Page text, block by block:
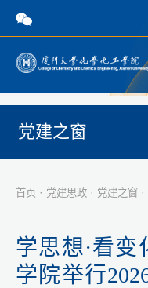
党建之窗
首页 · 党建思政 · 党建之窗
学思想·看变
学院举行